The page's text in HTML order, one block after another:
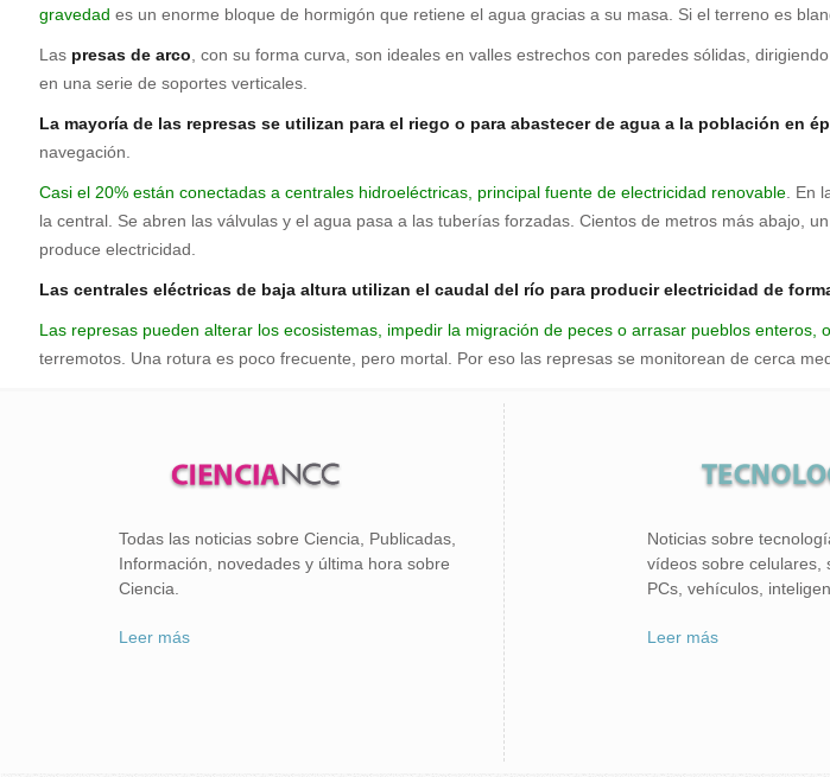
gravedad es un enorme bloque de hormigón que retiene el agua gracias a su masa. Si el terreno es
Las presas de arco , con su forma curva, son ideales en valles estrechos con paredes sólidas,
en una serie de soportes verticales.
La mayoría de las represas se utilizan para el riego o para abastecer de agua a la población en
navegación.
Casi el 20% están conectadas a centrales hidroeléctricas, principal fuente de electricidad renovable . En
la central. Se abren las válvulas y el agua pasa a las tuberías forzadas. Cientos de metros más abajo,
produce electricidad.
Las centrales eléctricas de baja altura utilizan el caudal del río para producir electricidad de
Las represas pueden alterar los ecosistemas, impedir la migración de peces o arrasar pueblos enteros,
terremotos. Una rotura es poco frecuente, pero mortal. Por eso las represas se monitorean de cerca
Todas las noticias sobre Ciencia, Publicadas,
Información, novedades y última hora sobre
Ciencia.
Leer más
Noticias sobre
vídeos sobre celulares,
PCs, vehículos,
Leer más